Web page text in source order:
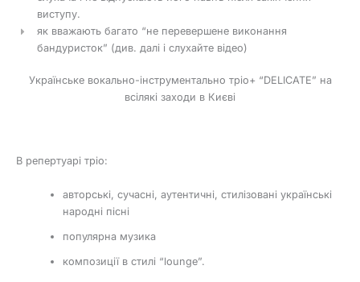
виступу.
як вважають багато “не перевершене виконання
бандуристок” (див. далі і слухайте відео)
Українське вокально-інструментально тріо+ “DELICATE” на
всілякі заходи в Києві
В репертуарі тріо:
авторські, сучасні, аутентичні, стилізовані українські
народні пісні
популярна музика
композиції в стилі “lounge”.